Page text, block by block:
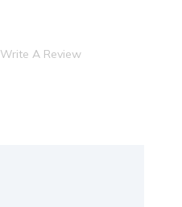
Write A Review